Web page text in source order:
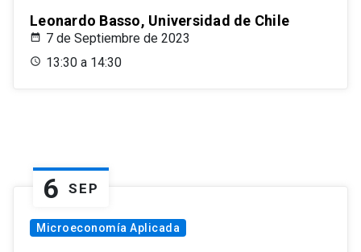
Leonardo Basso, Universidad de Chile
7 de Septiembre de 2023
13:30 a 14:30
6 SEP
Microeconomía Aplicada